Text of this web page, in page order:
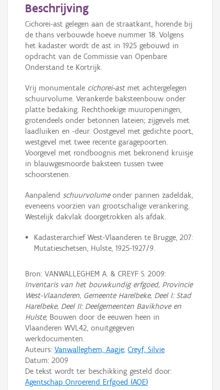
Beschrijving
Cichorei-ast gelegen aan de straatkant, horende bij
de thans verbouwde hoeve nummer 18. Volgens
het kadaster wordt de ast in 1925 gebouwd in
opdracht van de Commissie van Openbare
Onderstand te Kortrijk.
Vrij monumentale cichorei-astmet achtergelegen
schuurvolume. Verankerde baksteenbouw onder
platte bedaking. Rechthoekige muuropeningen,
grotendeels onder betonnen lateien; zijgevels met
laadluiken en -deur. Oostgevel met gedichte poort,
westgevel met twee recente garagepoorten.
Voorgevel met rondboognis met bekronend kruisje
in blauwgesmoorde baksteen tussen twee
schoorstenen.
Aanpalend schuurvolumeonder pannen zadeldak,
eveneens voorzien van grootschalige verankering.
Westelijk dakvlak doorgetrokken als afdak.
Kadasterarchief West-Vlaanderen te Brugge, 207:
Mutatieschetsen, Hulste, 1925-1927/9.
Bron: VANWALLEGHEM A. & CREYF S. 2009:
Inventaris van het bouwkundig erfgoed, Provincie
West-Vlaanderen, Gemeente Harelbeke, Deel I: Stad
Harelbeke, Deel II: Deelgemeenten Bavikhove en
Hulste, Bouwen door de eeuwen heen in
Vlaanderen WVL42, onuitgegeven
werkdocumenten.
Auteurs: Vanwalleghem, Aagje; Creyf, Silvie
Datum: 2009
De tekst wordt ter beschikking gesteld door:
Agentschap Onroerend Erfgoed (AOE)